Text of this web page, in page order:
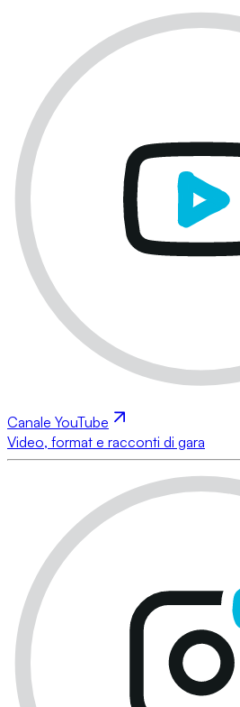
Canale YouTube
Video, format e racconti di gara